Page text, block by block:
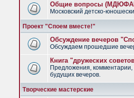
Общие вопросы
Московский детско-
Проект "Споем вместе!"
Обсуждение вечеров
Обсуждаем прошедшие
Книга "дружеских
Предложения, комментарии,
будущих вечеров.
Творческие мастерские